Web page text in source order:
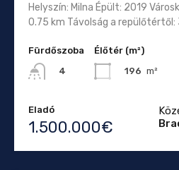
Helyszín: Milna Épült: 2019
0.75 km Távolság a repülőtértől:
Fürdőszoba
4
Élőtér (m²)
196 m²
Eladó
1.500.000€